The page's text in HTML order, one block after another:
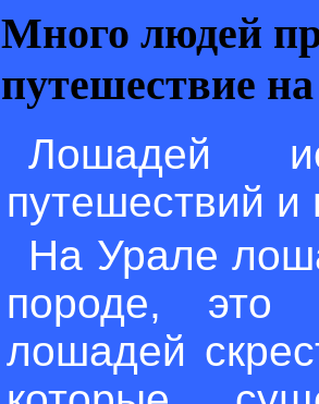
Много людей
путешествие
Лошадей
путешествий и
На Урале
породе, это
лошадей